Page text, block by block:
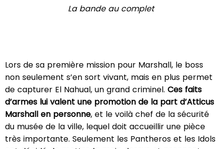
La bande au complet
Lors de sa première mission pour Marshall, le boss
non seulement s’en sort vivant, mais en plus permet
de capturer El Nahual, un grand criminel. Ces faits
d’armes lui valent une promotion de la part d’Atticus
Marshall en personne, et le voilà chef de la sécurité
du musée de la ville, lequel doit accueillir une pièce
très importante. Seulement les Pantheros et les Idols